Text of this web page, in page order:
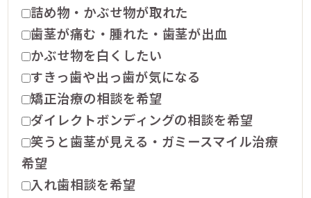
詰め物・かぶせ物が取れた
歯茎が痛む・腫れた・歯茎が出血
かぶせ物を白くしたい
すきっ歯や出っ歯が気になる
矯正治療の相談を希望
ダイレクトボンディングの相談を希望
笑うと歯茎が見える・ガミースマイル治療
希望
入れ歯相談を希望